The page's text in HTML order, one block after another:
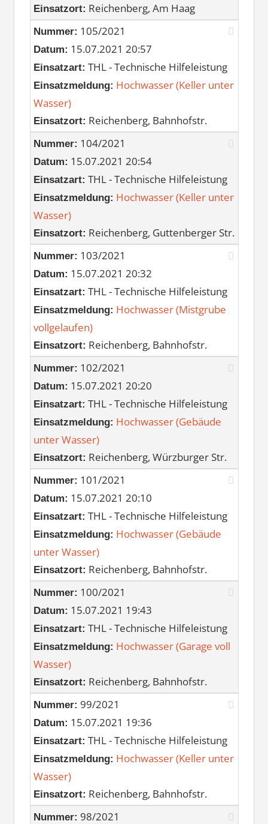
Einsatzort: Reichenberg, Am Haag
Nummer: 105/2021
Datum: 15.07.2021 20:57
Einsatzart: THL - Technische Hilfeleistung
Einsatzmeldung: Hochwasser (Keller unter
Wasser)
Einsatzort: Reichenberg, Bahnhofstr.
Nummer: 104/2021
Datum: 15.07.2021 20:54
Einsatzart: THL - Technische Hilfeleistung
Einsatzmeldung: Hochwasser (Keller unter
Wasser)
Einsatzort: Reichenberg, Guttenberger Str.
Nummer: 103/2021
Datum: 15.07.2021 20:32
Einsatzart: THL - Technische Hilfeleistung
Einsatzmeldung: Hochwasser (Mistgrube
vollgelaufen)
Einsatzort: Reichenberg, Bahnhofstr.
Nummer: 102/2021
Datum: 15.07.2021 20:20
Einsatzart: THL - Technische Hilfeleistung
Einsatzmeldung: Hochwasser (Gebäude
unter Wasser)
Einsatzort: Reichenberg, Würzburger Str.
Nummer: 101/2021
Datum: 15.07.2021 20:10
Einsatzart: THL - Technische Hilfeleistung
Einsatzmeldung: Hochwasser (Gebäude
unter Wasser)
Einsatzort: Reichenberg, Bahnhofstr.
Nummer: 100/2021
Datum: 15.07.2021 19:43
Einsatzart: THL - Technische Hilfeleistung
Einsatzmeldung: Hochwasser (Garage voll
Wasser)
Einsatzort: Reichenberg, Bahnhofstr.
Nummer: 99/2021
Datum: 15.07.2021 19:36
Einsatzart: THL - Technische Hilfeleistung
Einsatzmeldung: Hochwasser (Keller unter
Wasser)
Einsatzort: Reichenberg, Bahnhofstr.
Nummer: 98/2021